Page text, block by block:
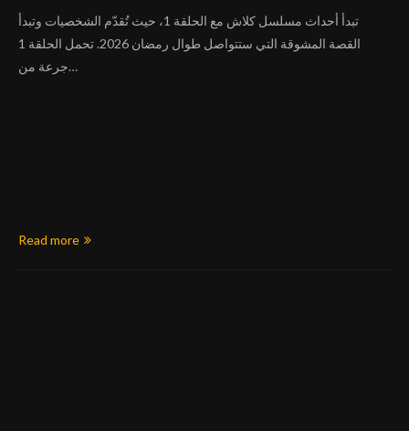
تبدأ أحداث مسلسل كلاش مع الحلقة 1، حيث تُقدّم الشخصيات وتبدأ
القصة المشوقة التي ستتواصل طوال رمضان 2026. تحمل الحلقة 1
جرعة من…
Read more